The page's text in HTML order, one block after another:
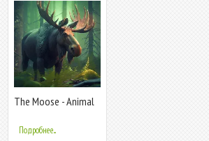
The Moose - Animal
Подробнее...